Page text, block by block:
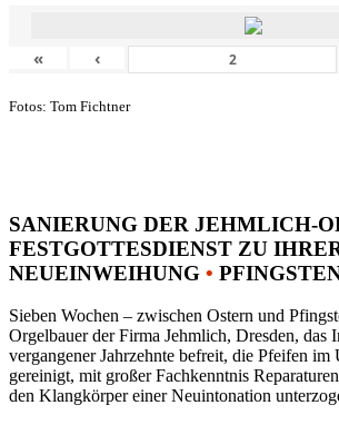
« ‹
Fotos: Tom Fichtner
SANIERUNG DER JEHMLICH-
FESTGOTTESDIENST ZU
NEUEINWEIHUNG •
Sieben Wochen – zwischen Ostern und
Orgelbauer der Firma Jehmlich, Dresden, das
vergangener Jahrzehnte befreit, die Pfeifen im
gereinigt, mit großer Fachkenntnis
den Klangkörper einer Neuintonation